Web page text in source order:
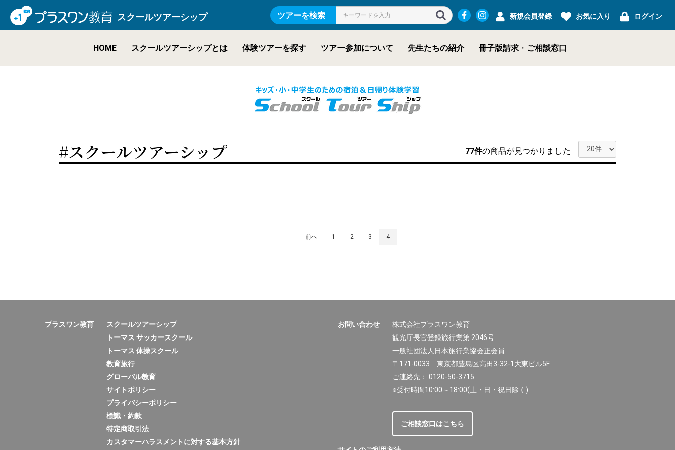
スクールツアーシップ ツアーを検索 新規会員登録 お気に入り ログイン
HOME スクールツアーシップとは 体験ツアーを探す ツアー参加について 先生たちの紹介 冊子版請求・ ご相談窓口
#スクールツアーシップ 77件の商品が見つかりました
前へ 1 2 3 4
プラスワン教育
スクールツアーシップ
トーマス サッカースクール
トーマス 体操スクール
教育旅行
グローバル教育
サイトポリシー
プライバシーポリシー
標識・約款
特定商取引法
カスタマーハラスメントに対する基本方針
お問い合わせ
株式会社プラスワン教育
観光庁長官登録旅行業第 2046号
一般社団法人日本旅行業協会正会員
〒171-0033 東京都豊島区高田3-32-1大東ビル5F
ご連絡先： 0120-50-3715
※受付時間10:00～18:00(土・日・祝日除く)
ご相談窓口はこちら